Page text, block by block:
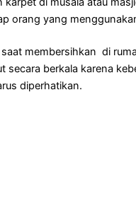
orang yang
membersihkan di
secara berkala karena
diperhatikan.